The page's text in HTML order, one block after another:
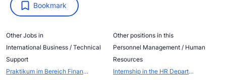
Bookmark
Other Jobs in
International Business / Technical
Support
Praktikum im Bereich Finanzcontrolling
Other positions in this
Personnel Management / Human
Resources
Internship in the HR Department